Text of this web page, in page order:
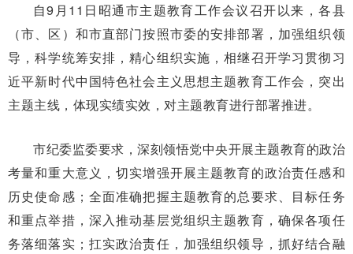
自9月11日昭通市主题教育工作会议召开以来，各县
（市、区）和市直部门按照市委的安排部署，加强组织领
导，科学统筹安排，精心组织实施，相继召开学习贯彻习
近平新时代中国特色社会主义思想主题教育工作会，突出
主题主线，体现实绩实效，对主题教育进行部署推进。
市纪委监委要求，深刻领悟党中央开展主题教育的政治
考量和重大意义，切实增强开展主题教育的政治责任感和
历史使命感；全面准确把握主题教育的总要求、目标任务
和重点举措，深入推动基层党组织主题教育，确保各项任
务落细落实；扛实政治责任，加强组织领导，抓好结合融